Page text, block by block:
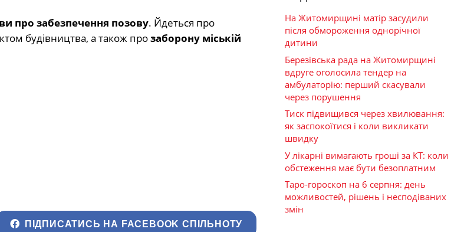
про забезпечення позову. Йдеться про
будівництва, а також прозаборону міській
ПІДПИСАТИСЬ НА FACEBOOK СПІЛЬНОТУ
На Житомирщині матір засудили
після обмороження однорічної
дитини
Березівська рада на Житомирщині
вдруге оголосила тендер на
амбулаторію: перший скасували
через порушення
Тиск підвищився через хвилювання:
як заспокоїтися і коли викликати
швидку
У лікарні вимагають гроші за КТ: коли
обстеження має бути безоплатним
Таро-гороскоп на 6 серпня: день
можливостей, рішень і несподіваних
змін